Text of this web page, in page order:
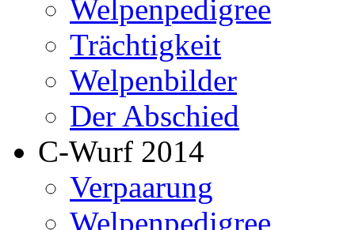
Welpenpedigree
Trächtigkeit
Welpenbilder
Der Abschied
C-Wurf 2014
Verpaarung
Welpenpedigree